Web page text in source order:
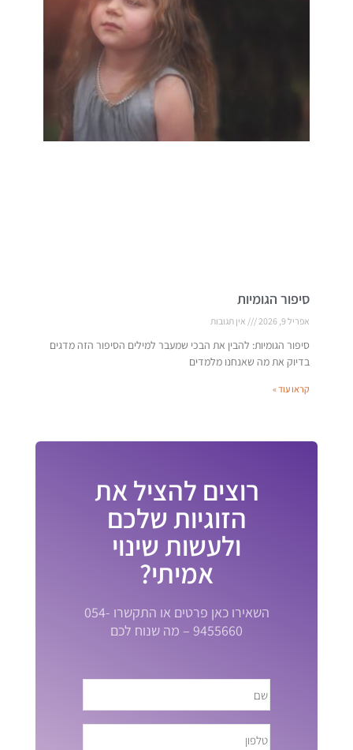
סיפור הגומיות
אפריל 9, 2026 אין תגובות
סיפור הגומיות: להבין את הבכי שמעבר למילים הסיפור הזה מדגים
בדיוק את מה שאנחנו מלמדים
קראו עוד »
רוצים להציל את
הזוגיות שלכם
ולעשות שינוי
אמיתי?
השאירו כאן פרטים או התקשרו 054-
9455660 – מה שנוח לכם